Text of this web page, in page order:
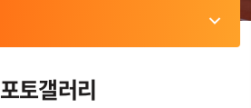
포토갤러리